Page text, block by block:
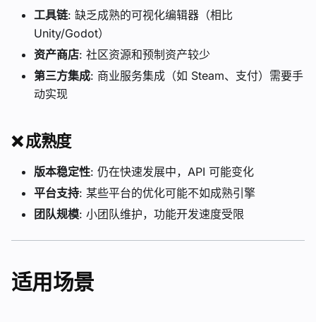
工具链: 缺乏成熟的可视化编辑器（相比
Unity/Godot）
资产商店: 社区资源和预制资产较少
第三方集成: 商业服务集成（如 Steam、支付）需要手
动实现
❌成熟度
版本稳定性: 仍在快速发展中，API 可能变化
平台支持: 某些平台的优化可能不如成熟引擎
团队规模: 小团队维护，功能开发速度受限
适用场景